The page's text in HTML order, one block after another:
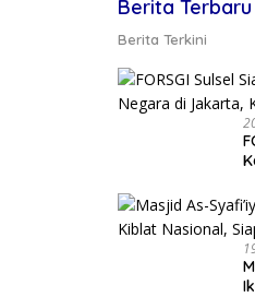
Berita Terbaru
Berita Terkini